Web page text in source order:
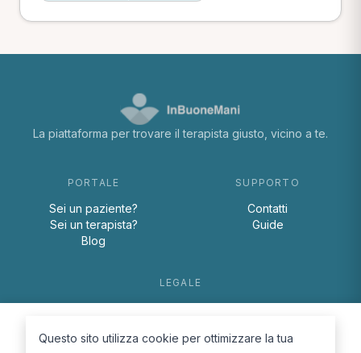
La piattaforma per trovare il terapista giusto, vicino a te.
PORTALE
Sei un paziente?
Sei un terapista?
Blog
SUPPORTO
Contatti
Guide
LEGALE
Cookie Policy
Questo sito utilizza cookie per ottimizzare la tua